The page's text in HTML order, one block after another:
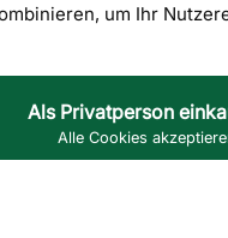
um Ihr
Als Privatperson
Alle Cookies